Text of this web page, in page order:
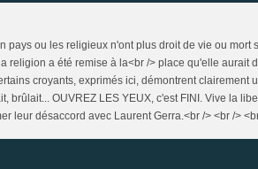
pays ou les religieux n'ont plus droit de vie ou mort
religion a été remise à la<br /> place qu'elle aurait
croyants, exprimés ici, démontrent clairement
brûlait... OUVREZ LES YEUX, c'est FINI. Vive la
leur désaccord avec Laurent Gerra.<br /> <br />